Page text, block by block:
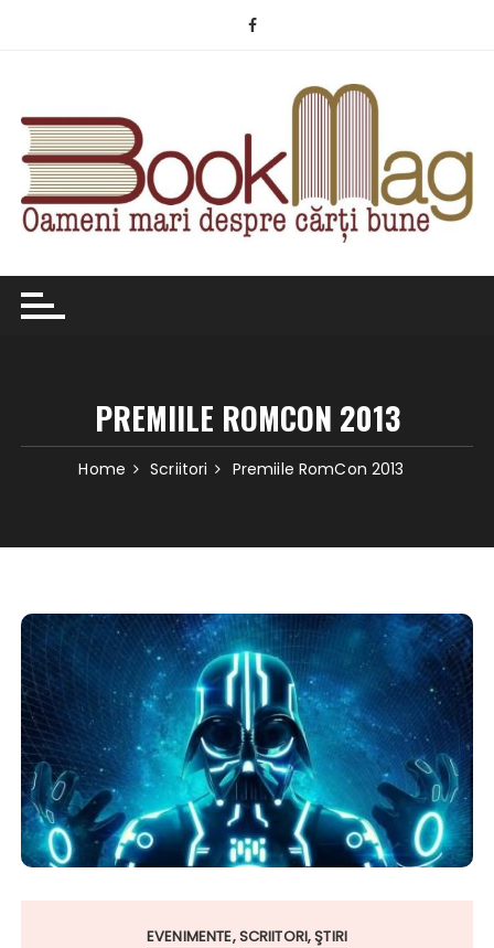
PREMIILE ROMCON 2013
Home Scriitori Premiile RomCon 2013
EVENIMENTE SCRIITORI ŞTIRI